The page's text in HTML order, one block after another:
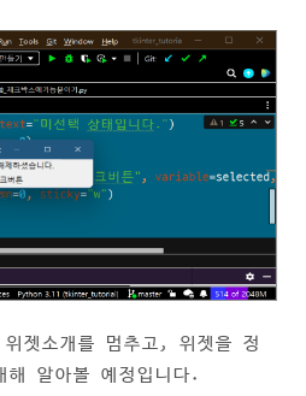
젯소개를 멈추고, 위젯을 정
알아볼 예정입니다.